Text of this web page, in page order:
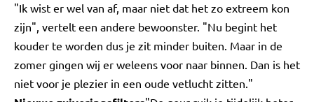
"Ik wist er wel van af, maar niet dat het zo extreem kon
zijn", vertelt een andere bewoonster. "Nu begint het
kouder te worden dus je zit minder buiten. Maar in de
zomer gingen wij er weleens voor naar binnen. Dan is het
niet voor je plezier in een oude vetlucht zitten."